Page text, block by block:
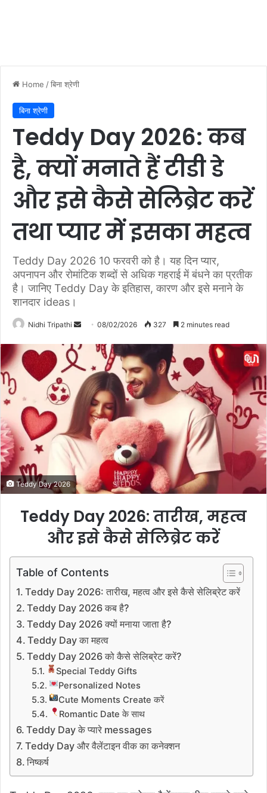
Home /बिना श्रेणी
बिना श्रेणी
Teddy Day 2026: कब
है, क्यों मनाते हैं टीडी डे
और इसे कैसे सेलिब्रेट करें
तथा प्यार में इसका महत्व
Teddy Day 2026 10 फरवरी को है। यह दिन प्यार,
अपनापन और रोमांटिक शब्दों से अधिक गहराई में बंधने का प्रतीक
है। जानिए Teddy Day के इतिहास, कारण और इसे मनाने के
शानदार ideas।
Nidhi Tripathi
d
a
a
i
l
08/02/2026 327 2 minutes read
Teddy Day 2026
Teddy Day 2026: तारीख, महत्व
और इसे कैसे सेलिब्रेट करें
Table of Contents
Teddy Day 2026: तारीख, महत्व और इसे कैसे सेलिब्रेट करें
Teddy Day 2026 कब है?
Teddy Day 2026 क्यों मनाया जाता है?
Teddy Day का महत्व
Teddy Day 2026 को कैसे सेलिब्रेट करें?
Special Teddy Gifts
Personalized Notes
Cute Moments Create करें
Romantic Date के साथ
Teddy Day के प्यारे messages
Teddy Day और वैलेंटाइन वीक का कनेक्शन
निष्कर्ष